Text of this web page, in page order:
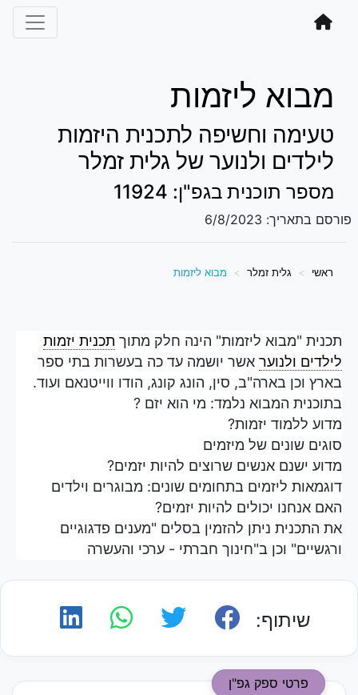
מבוא ליזמות
טעימה וחשיפה לתכנית היזמות
לילדים ולנוער של גלית זמלר
מספר תוכנית בגפ"ן: 11924
פורסם בתאריך: 6/8/2023
ראשי גלית זמלר מבוא ליזמות
תכנית "מבוא ליזמות" הינה חלק מתוך תכנית יזמות
לילדים ולנוער אשר יושמה עד כה בעשרות בתי ספר
בארץ וכן בארה"ב, סין, הונג קונג, הודו ווייטנאם ועוד.
בתוכנית המבוא נלמד: מי הוא יזם ?
מדוע ללמוד יזמות?
סוגים שונים של מיזמים
מדוע ישנם אנשים שרוצים להיות יזמים?
דוגמאות ליזמים בתחומים שונים: מבוגרים וילדים
האם אנחנו יכולים להיות יזמים?
את התכנית ניתן להזמין בסלים "מענים פדגוגיים
ורגשיים" וכן ב"חינוך חברתי - ערכי והעשרה
שיתוף:
פרטי ספק גפ"ן